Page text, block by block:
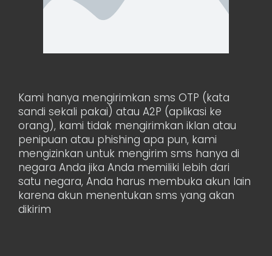
Kami hanya mengirimkan sms OTP (kata
sandi sekali pakai) atau A2P (aplikasi ke
orang), kami tidak mengirimkan iklan atau
penipuan atau phishing apa pun, kami
mengizinkan untuk mengirim sms hanya di
negara Anda jika Anda memiliki lebih dari
satu negara, Anda harus membuka akun lain
karena akun menentukan sms yang akan
dikirim